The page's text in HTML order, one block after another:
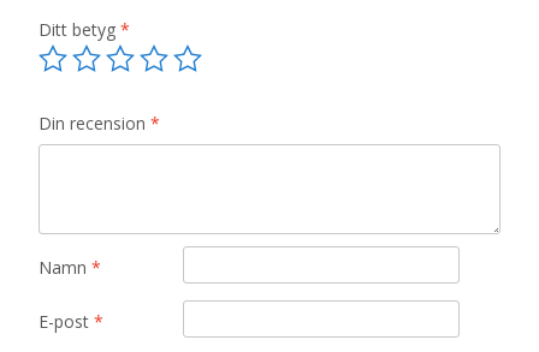
Ditt betyg *
Din recension *
Namn *
E-post *